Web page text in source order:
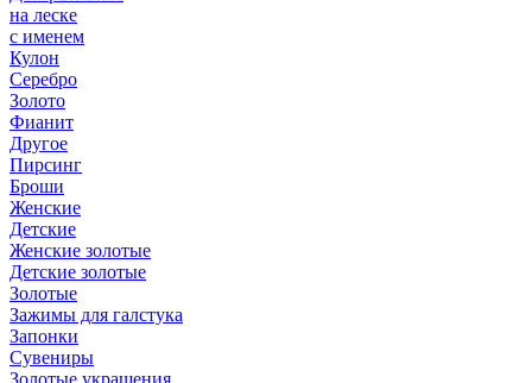
на леске
с именем
Кулон
Серебро
Золото
Фианит
Другое
Пирсинг
Броши
Женские
Детские
Женские золотые
Детские золотые
Золотые
Зажимы для галстука
Запонки
Сувениры
Золотые украшения